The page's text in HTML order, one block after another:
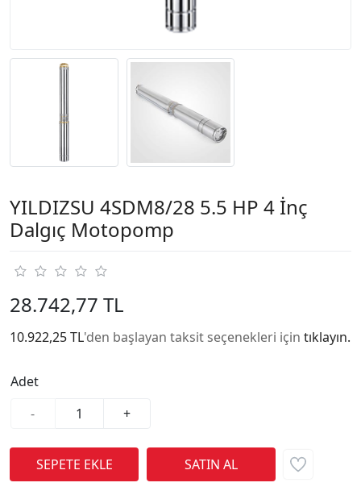
YILDIZSU 4SDM8/28 5.5 HP 4 İnç
Dalgıç Motopomp
28.742,77 TL
10.922,25 TL'den başlayan taksit seçenekleri için tıklayın.
Adet
-
+